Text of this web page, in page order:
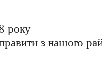
року
з нашого